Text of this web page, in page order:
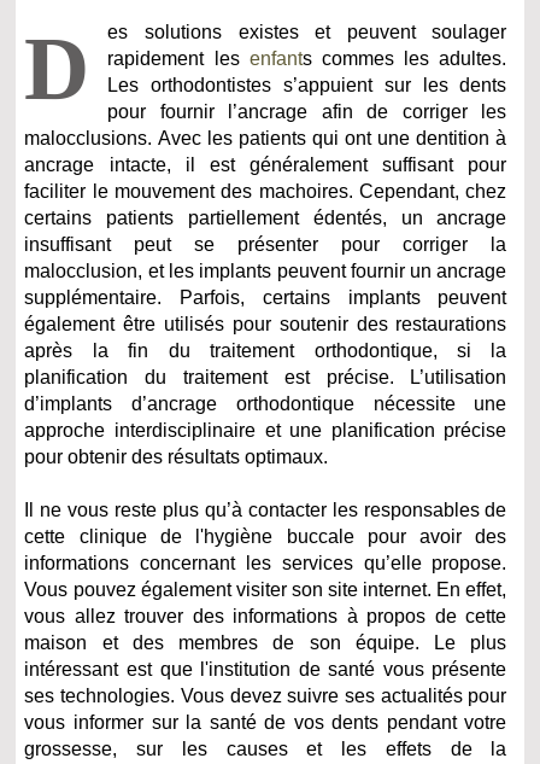
D
es solutions existes et peuvent soulager
rapidement les enfants commes les adultes.
Les orthodontistes s’appuient sur les dents
pour fournir l’ancrage afin de corriger les
malocclusions. Avec les patients qui ont une dentition à
ancrage intacte, il est généralement suffisant pour
faciliter le mouvement des machoires. Cependant, chez
certains patients partiellement édentés, un ancrage
insuffisant peut se présenter pour corriger la
malocclusion, et les implants peuvent fournir un ancrage
supplémentaire. Parfois, certains implants peuvent
également être utilisés pour soutenir des restaurations
après la fin du traitement orthodontique, si la
planification du traitement est précise. L’utilisation
d’implants d’ancrage orthodontique nécessite une
approche interdisciplinaire et une planification précise
pour obtenir des résultats optimaux.
Il ne vous reste plus qu’à contacter les responsables de
cette clinique de l'hygiène buccale pour avoir des
informations concernant les services qu’elle propose.
Vous pouvez également visiter son site internet. En effet,
vous allez trouver des informations à propos de cette
maison et des membres de son équipe. Le plus
intéressant est que l'institution de santé vous présente
ses technologies. Vous devez suivre ses actualités pour
vous informer sur la santé de vos dents pendant votre
grossesse, sur les causes et les effets de la